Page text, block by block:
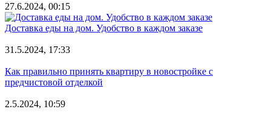
27.6.2024, 00:15
Доставка еды на дом. Удобство в каждом заказе
31.5.2024, 17:33
Как правильно принять квартиру в новостройке с
предчистовой отделкой
2.5.2024, 10:59